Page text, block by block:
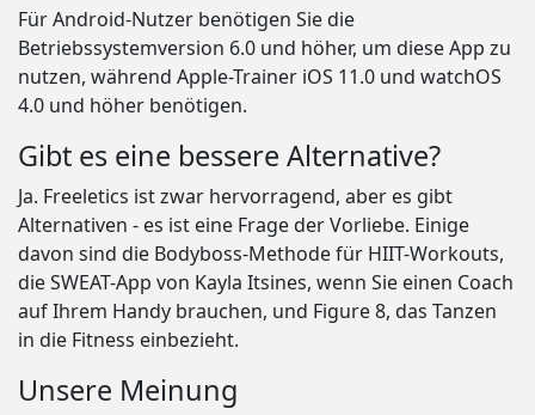
Für Android-Nutzer benötigen Sie die
Betriebssystemversion 6.0 und höher, um diese App zu
nutzen, während Apple-Trainer iOS 11.0 und watchOS
4.0 und höher benötigen.
Gibt es eine bessere Alternative?
Ja. Freeletics ist zwar hervorragend, aber es gibt
Alternativen - es ist eine Frage der Vorliebe. Einige
davon sind die Bodyboss-Methode für HIIT-Workouts,
die SWEAT-App von Kayla Itsines, wenn Sie einen Coach
auf Ihrem Handy brauchen, und Figure 8, das Tanzen
in die Fitness einbezieht.
Unsere Meinung